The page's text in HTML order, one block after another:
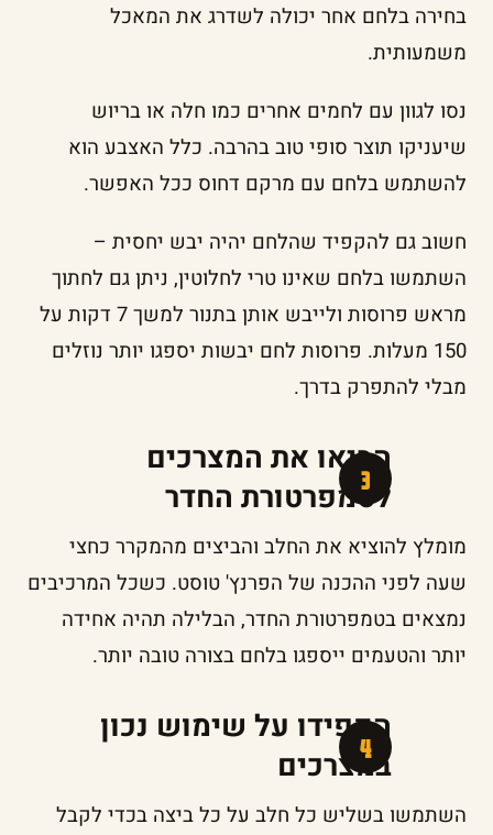
בחירה בלחם אחר יכולה לשדרג את המאכל
משמעותית.
נסו לגוון עם לחמים אחרים כמו חלה או בריוש
שיעניקו תוצר סופי טוב בהרבה. כלל האצבע הוא
להשתמש בלחם עם מרקם דחוס ככל האפשר.
חשוב גם להקפיד שהלחם יהיה יבש יחסית –
השתמשו בלחם שאינו טרי לחלוטין, ניתן גם לחתוך
מראש פרוסות ולייבש אותן בתנור למשך 7 דקות על
150 מעלות. פרוסות לחם יבשות יספגו יותר נוזלים
מבלי להתפרק בדרך.
הביאו את המצרכים
לטמפרטורת החדר
מומלץ להוציא את החלב והביצים מהמקרר כחצי
שעה לפני ההכנה של הפרנץ' טוסט. כשכל המרכיבים
נמצאים בטמפרטורת החדר, הבלילה תהיה אחידה
יותר והטעמים ייספגו בלחם בצורה טובה יותר.
הקפידו על שימוש נכון
במצרכים
השתמשו בשליש כל חלב על כל ביצה בכדי לקבל